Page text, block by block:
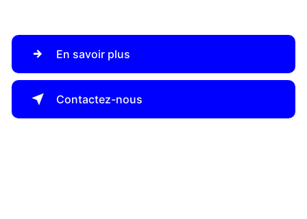
En savoir plus
Contactez-nous